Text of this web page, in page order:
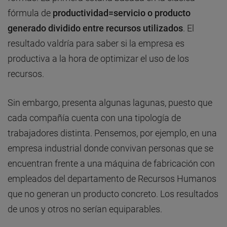
fórmula de productividad=servicio o producto
generado dividido entre recursos utilizados. El
resultado valdría para saber si la empresa es
productiva a la hora de optimizar el uso de los
recursos.
Sin embargo, presenta algunas lagunas, puesto que
cada compañía cuenta con una tipología de
trabajadores distinta. Pensemos, por ejemplo, en una
empresa industrial donde convivan personas que se
encuentran frente a una máquina de fabricación con
empleados del departamento de Recursos Humanos
que no generan un producto concreto. Los resultados
de unos y otros no serían equiparables.